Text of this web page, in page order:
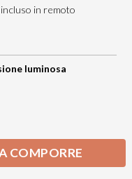
incluso in remoto
luminosa
COMPORRE